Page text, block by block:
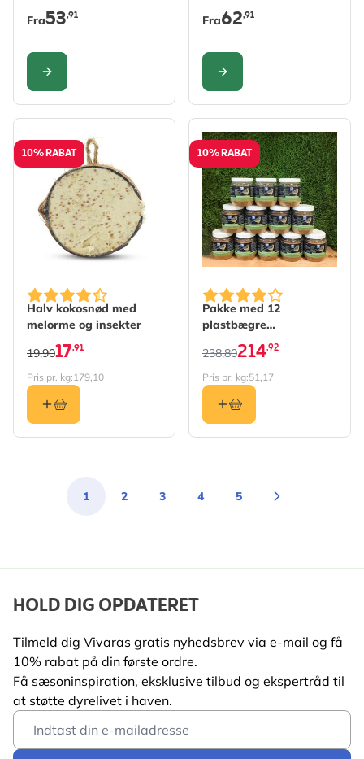
Fra53,91
KONFIGURER
(ingen ukrudt)
Fra62,91
KONFIGURER
10% RABAT
Halv kokosnød med
melorme og insekter
17,91
19,90
Pris pr. kg:179,10
10% RABAT
Pakke med 12
plastbægre
jordnøddesmør til fugle
The price depends on the
238,80214,92
Pris pr. kg:51,17
Du læser i øjeblikket side
1 Side
2 Side
3 Side
4 Side
5
HOLD DIG OPDATERET
Tilmeld dig Vivaras gratis nyhedsbrev via e-mail og få
10% rabat på din første ordre.
Få sæsoninspiration, eksklusive tilbud og ekspertråd til
at støtte dyrelivet i haven.
Email Address